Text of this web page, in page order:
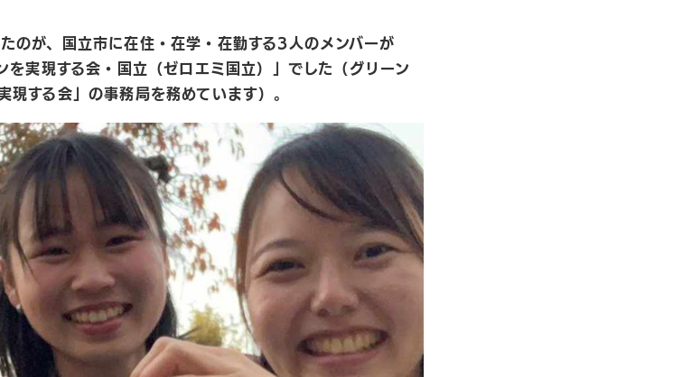
のが、国立市に在住・在学・在勤する3人のメンバーが
実現する会・国立（ゼロエミ国立）」でした（グリーン
現する会」の事務局を務めています）。